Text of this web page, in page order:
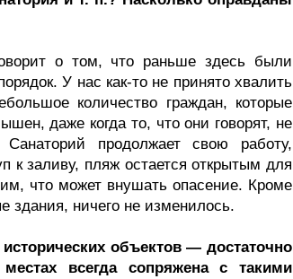
о том, что раньше здесь были
У нас как-то не принято хвалить
количество граждан, которые
даже когда то, что они говорят, не
Санаторий продолжает свою работу,
к заливу, пляж остается открытым для
что может внушать опасение. Кроме
здания, ничего не изменилось.
объектов — достаточно
всегда сопряжена с такими